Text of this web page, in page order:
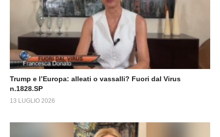
Trump e l’Europa: alleati o vassalli? Fuori dal Virus
n.1828.SP
13 LUGLIO 2026